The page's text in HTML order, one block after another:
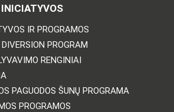
IR PROGRAMOS
PROGRAM
RENGINIAI
PAGUODOS ŠUNŲ PROGRAMA
PROGRAMOS